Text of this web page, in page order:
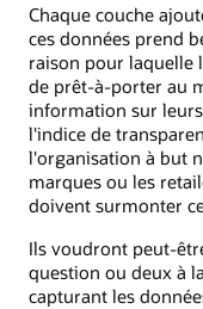
Chaque couche
ces données prend
raison pour laquelle
de prêt-à-porter au
information sur
l'indice de
l'organisation à but
marques ou les
doivent surmonter
Ils voudront peut-
question ou deux à
capturant les